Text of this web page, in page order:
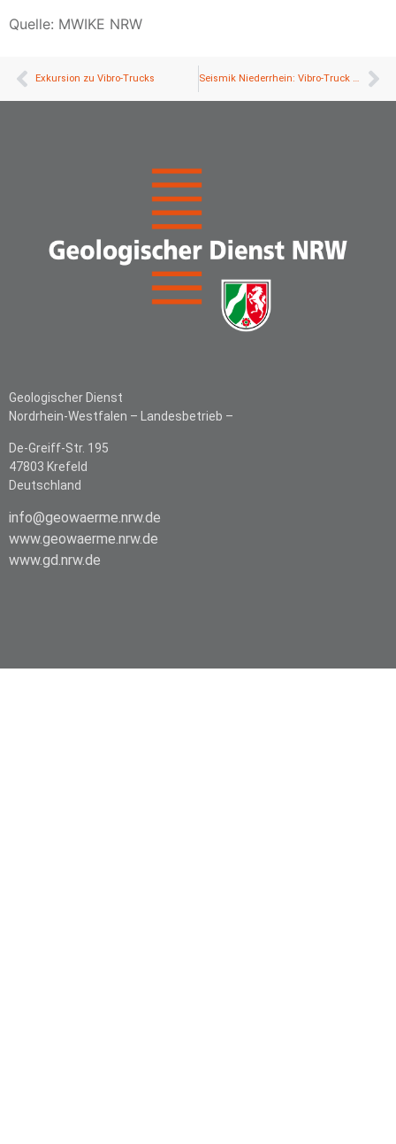
Quelle: MWIKE NRW
Exkursion zu Vibro-Trucks Seismik Niederrhein: Vibro-Truck zum Anfassen
Geologischer Dienst
Nordrhein-Westfalen – Landesbetrieb –
De-Greiff-Str. 195
47803 Krefeld
Deutschland
info@geowaerme.nrw.de
www.geowaerme.nrw.de
www.gd.nrw.de